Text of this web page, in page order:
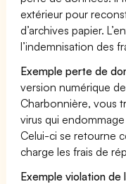
extérieur pour
d’archives papier.
l’indemnisation des
Exemple perte de
version numérique
Charbonnière, vous
virus qui
Celui-ci se retourne
charge les frais de
Exemple violation